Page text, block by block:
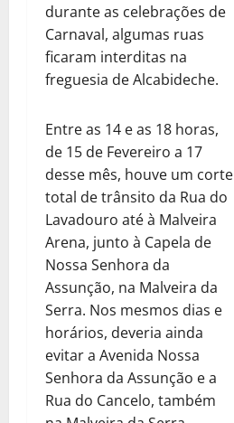
durante as celebrações de
Carnaval, algumas ruas
ficaram interditas na
freguesia de Alcabideche.
Entre as 14 e as 18 horas,
de 15 de Fevereiro a 17
desse mês, houve um corte
total de trânsito da Rua do
Lavadouro até à Malveira
Arena, junto à Capela de
Nossa Senhora da
Assunção, na Malveira da
Serra. Nos mesmos dias e
horários, deveria ainda
evitar a Avenida Nossa
Senhora da Assunção e a
Rua do Cancelo, também